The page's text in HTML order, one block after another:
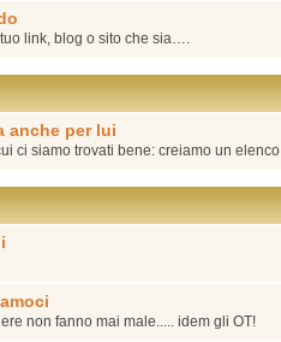
link, blog o sito che sia….
anche per lui
ci siamo trovati bene: creiamo un elenco
non fanno mai male..... idem gli OT!